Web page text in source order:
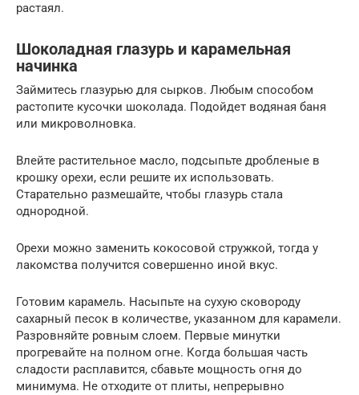
растаял.
Шоколадная глазурь и карамельная
начинка
Займитесь глазурью для сырков. Любым способом
растопите кусочки шоколада. Подойдет водяная баня
или микроволновка.
Влейте растительное масло, подсыпьте дробленые в
крошку орехи, если решите их использовать.
Старательно размешайте, чтобы глазурь стала
однородной.
Орехи можно заменить кокосовой стружкой, тогда у
лакомства получится совершенно иной вкус.
Готовим карамель. Насыпьте на сухую сковороду
сахарный песок в количестве, указанном для карамели.
Разровняйте ровным слоем. Первые минутки
прогревайте на полном огне. Когда большая часть
сладости расплавится, сбавьте мощность огня до
минимума. Не отходите от плиты, непрерывно